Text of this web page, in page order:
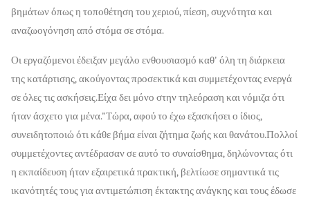
βημάτων όπως η τοποθέτηση του χεριού, πίεση, συχνότητα και
αναζωογόνηση από στόμα σε στόμα.
Οι εργαζόμενοι έδειξαν μεγάλο ενθουσιασμό καθ' όλη τη διάρκεια
της κατάρτισης, ακούγοντας προσεκτικά και συμμετέχοντας ενεργά
σε όλες τις ασκήσεις.Είχα δει μόνο στην τηλεόραση και νόμιζα ότι
ήταν άσχετο για μένα."Τώρα, αφού το έχω εξασκήσει ο ίδιος,
συνειδητοποιώ ότι κάθε βήμα είναι ζήτημα ζωής και θανάτου.Πολλοί
συμμετέχοντες αντέδρασαν σε αυτό το συναίσθημα, δηλώνοντας ότι
η εκπαίδευση ήταν εξαιρετικά πρακτική, βελτίωσε σημαντικά τις
ικανότητές τους για αντιμετώπιση έκτακτης ανάγκης και τους έδωσε